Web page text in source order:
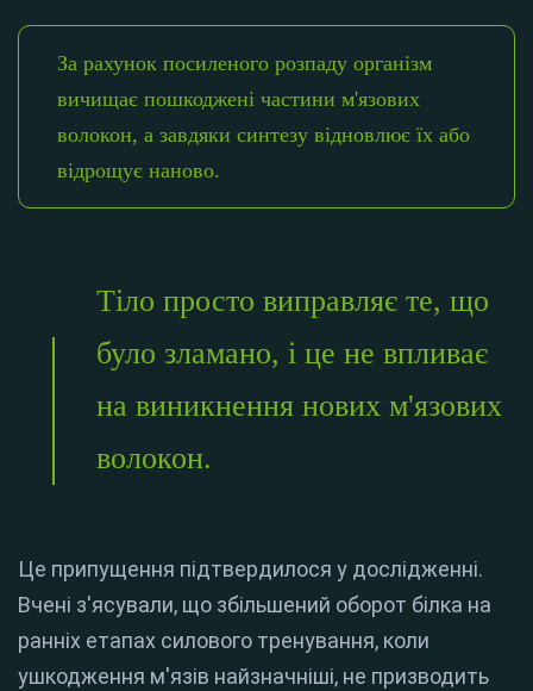
За рахунок посиленого розпаду організм
вичищає пошкоджені частини м'язових
волокон, а завдяки синтезу відновлює їх або
відрощує наново.
Тіло просто виправляє те, що
було зламано, і це не впливає
на виникнення нових м'язових
волокон.
Це припущення підтвердилося у дослідженні.
Вчені з'ясували, що збільшений оборот білка на
ранніх етапах силового тренування, коли
ушкодження м'язів найзначніші, не призводить